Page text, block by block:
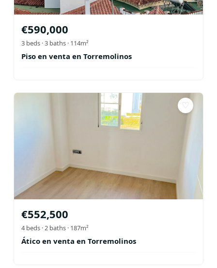
€590,000
3 beds ·3 baths · 114m²
Piso en venta en Torremolinos
♡
€552,500
4beds ·2 baths · 187m²
Ático en venta en Torremolinos